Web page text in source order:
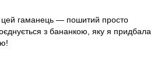
цей гаманець — пошитий просто
з бананкою, яку я придбала